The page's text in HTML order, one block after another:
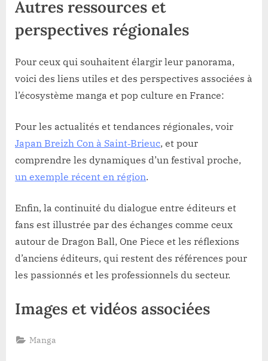
Autres ressources et
perspectives régionales
Pour ceux qui souhaitent élargir leur panorama,
voici des liens utiles et des perspectives associées à
l’écosystème manga et pop culture en France:
Pour les actualités et tendances régionales, voir
Japan Breizh Con à Saint‑Brieuc, et pour
comprendre les dynamiques d’un festival proche,
un exemple récent en région.
Enfin, la continuité du dialogue entre éditeurs et
fans est illustrée par des échanges comme ceux
autour de Dragon Ball, One Piece et les réflexions
d’anciens éditeurs, qui restent des références pour
les passionnés et les professionnels du secteur.
Images et vidéos associées
Manga